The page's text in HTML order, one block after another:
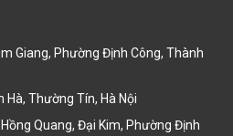
Giang, Phường Định Công, Thành
Hà, Thường Tín, Hà Nội
Quang, Đại Kim, Phường Định